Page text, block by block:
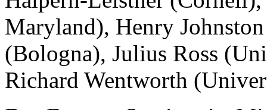
Maryland), Henry
(Bologna), Julius Ross
Richard Wentworth